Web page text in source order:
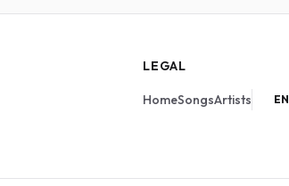
LEGAL
HomeSongsArtists EN